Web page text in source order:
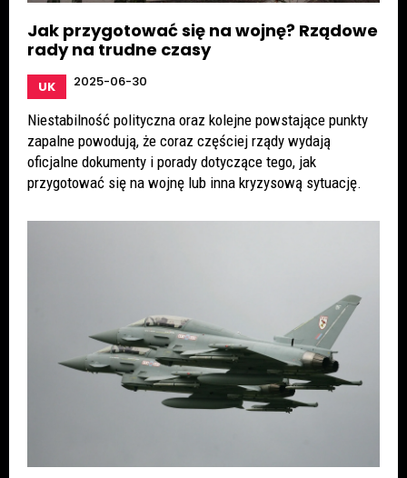
Jak przygotować się na wojnę? Rządowe
rady na trudne czasy
UK 2025-06-30
Niestabilność polityczna oraz kolejne powstające punkty
zapalne powodują, że coraz częściej rządy wydają
oficjalne dokumenty i porady dotyczące tego, jak
przygotować się na wojnę lub inna kryzysową sytuację.